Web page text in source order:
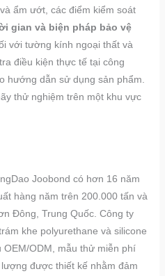
ẩm ướt, các điểm kiểm soát
gian và biện pháp bảo vệ
với tường kính ngoại thất và
điều kiện thực tế tại công
hướng dẫn sử dụng sản phẩm.
thử nghiệm trên một khu vực
Joobond có hơn 16 năm
hàng năm trên 200.000 tấn và
Đông, Trung Quốc. Công ty
khe polyurethane và silicone
ODM, mẫu thử miễn phí
được thiết kế nhằm đảm